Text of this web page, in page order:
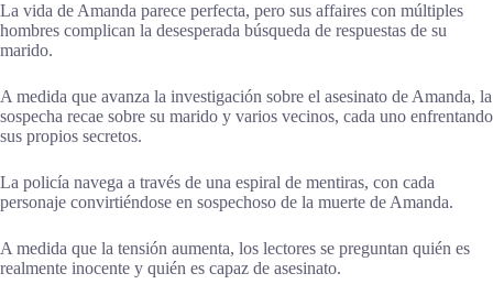
La vida de Amanda parece perfecta, pero sus affaires con múltiples
hombres complican la desesperada búsqueda de respuestas de su
marido.
A medida que avanza la investigación sobre el asesinato de Amanda, la
sospecha recae sobre su marido y varios vecinos, cada uno enfrentando
sus propios secretos.
La policía navega a través de una espiral de mentiras, con cada
personaje convirtiéndose en sospechoso de la muerte de Amanda.
A medida que la tensión aumenta, los lectores se preguntan quién es
realmente inocente y quién es capaz de asesinato.